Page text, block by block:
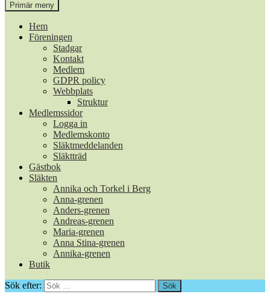
Annika och Torkel i Berg
Primär meny
Hem
Föreningen
Stadgar
Kontakt
Medlem
GDPR policy
Webbplats
Struktur
Medlemssidor
Logga in
Medlemskonto
Släktmeddelanden
Släktträd
Gästbok
Släkten
Annika och Torkel i Berg
Anna-grenen
Anders-grenen
Andreas-grenen
Maria-grenen
Anna Stina-grenen
Annika-grenen
Butik
Sök efter: